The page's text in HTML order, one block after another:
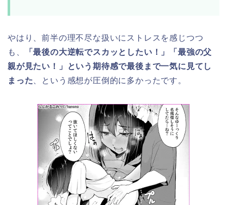
やはり、前半の理不尽な扱いにストレスを感じつつ
も、
「最後の大逆転でスカッとしたい！」「最強の父
親が見たい！」という期待感で最後まで一気に見てし
まった 、という感想が圧倒的に多かったです。